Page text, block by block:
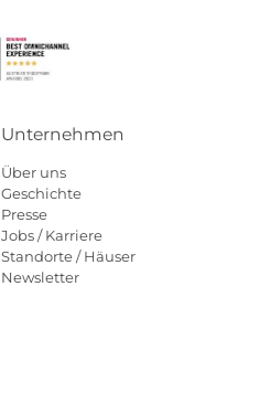
Unternehmen
Über uns
Geschichte
Presse
Jobs / Karriere
Standorte / Häuser
Newsletter